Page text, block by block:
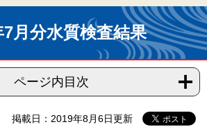
月分水質検査結果
ページ内目次
掲載日：2019年8月6日更新